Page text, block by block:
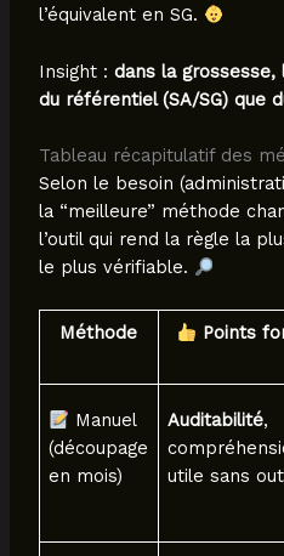
l’équivalent en SG.
Insight : dans la
du référentiel (SA/SG) que
Tableau récapitulatif des
Selon le besoin
la “meilleure” méthode
l’outil qui rend la règle la
le plus vérifiable.
Méthode Points
Manuel
(découpage
en mois)
Auditabilité,
utile sans